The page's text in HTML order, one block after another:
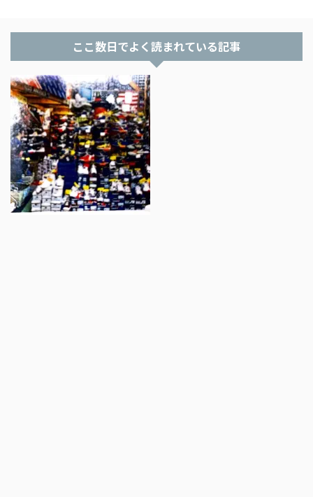
ここ数日でよく読まれている記事